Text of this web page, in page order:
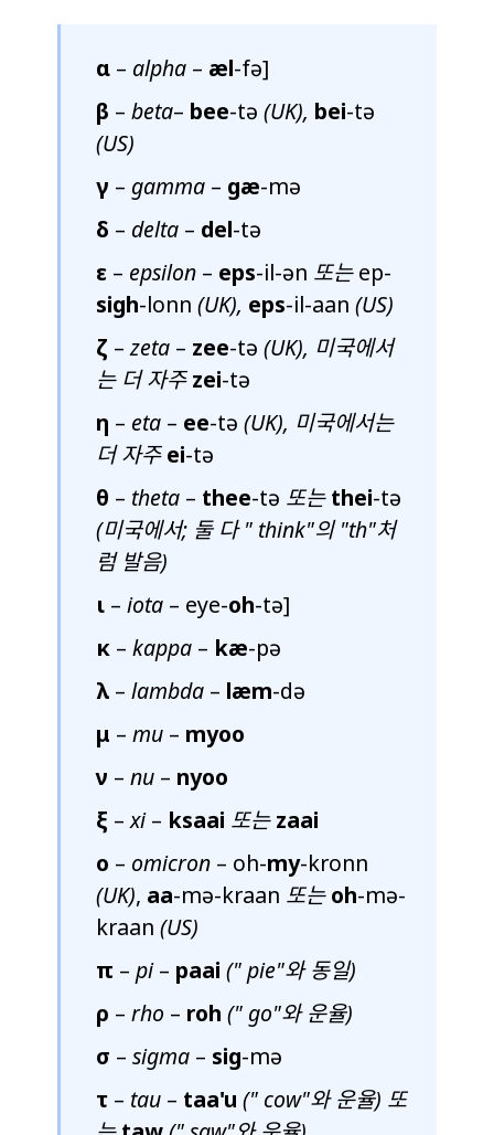
α – alpha – æl-fə]
β – beta– bee-tə (UK), bei-tə
(US)
γ – gamma – gæ-mə
δ – delta – del-tə
ε – epsilon – eps-il-ən 또는 ep-
sigh-lonn (UK), eps-il-aan (US)
ζ –zeta – zee-tə (UK), 미국에서
는 더 자주 zei-tə
η – eta – ee-tə (UK), 미국에서는
더 자주 ei-tə
θ – theta – thee-tə 또는 thei-tə
(미국에서; 둘 다 " think"의 "th"처
럼 발음)
ι – iota – eye-oh-tə]
κ – kappa – kæ-pə
λ – lambda – læm-də
μ – mu – myoo
ν – nu – nyoo
ξ –xi– ksaai 또는 zaai
ο – omicron – oh-my-kronn
(UK), aa-mə-kraan 또는 oh-mə-
kraan (US)
π – pi– paai ("pie"와 동일)
ρ – rho – roh (" go"와 운율)
σ – sigma – sig-mə
τ – tau – taa'u (" cow"와 운율) 또